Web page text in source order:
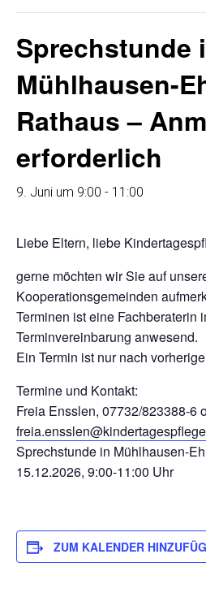
Sprechstunde
Mühlhausen-
Rathaus –
erforderlich
9. Juni um 9:00 - 11:00
Liebe Eltern, liebe
gerne möchten wir Sie auf
Kooperationsgemeinden
Terminen ist eine Fachberaterin
Terminvereinbarung anwesend.
Ein Termin ist nur nach
Termine und Kontakt:
Freia Ensslen, 07732/823388-6
Sprechstunde in Mühlhausen-
15.12.2026, 9:00-11:00 Uhr
ZUM KALENDER